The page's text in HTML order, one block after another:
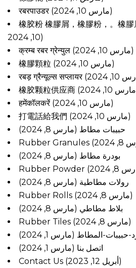
रबरपाउडर
(مارس 10, 2024)
橡胶粉 橡膠屑，橡膠粉，。橡膠
10, 2024)
क्रम्ब रबर ग्रेन्युल
(مارس 10, 2024)
橡膠顆粒
(مارس 10, 2024)
रबड़ ग्रैन्यूल्स सप्लायर
橡胶颗粒供应商
हमेंकॉलकरें
(مارس 10, 2024)
打電話給我們
(مارس 10, 2024)
حبيبات مطاط (مارس 8, 2024)
Rubber Granules
بودرة مطاط (مارس 8, 2024)
Rubber Powder
رولات مطاطية (مارس 8, 2024)
Rubber Rolls
(مارس 8, 2024)
بلاط مطاطي (مارس 8, 2024)
Rubber Tiles
(مارس 8, 2024)
حبيبات-المطاط (مارس 1, 2024)
اتصل بنا (مارس 1, 2024)
Contact Us
(أبريل 12, 2023)